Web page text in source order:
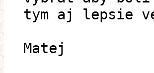
tym aj lepsie
Matej